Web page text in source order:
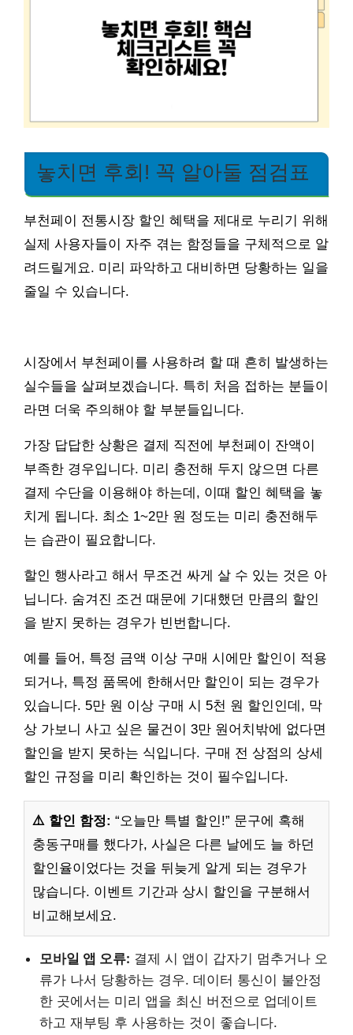
놓치면 후회! 꼭 알아둘 점검표
부천페이 전통시장 할인 혜택을 제대로 누리기 위해
실제 사용자들이 자주 겪는 함정들을 구체적으로 알
려드릴게요. 미리 파악하고 대비하면 당황하는 일을
줄일 수 있습니다.
시장에서 부천페이를 사용하려 할 때 흔히 발생하는
실수들을 살펴보겠습니다. 특히 처음 접하는 분들이
라면 더욱 주의해야 할 부분들입니다.
가장 답답한 상황은 결제 직전에 부천페이 잔액이
부족한 경우입니다. 미리 충전해 두지 않으면 다른
결제 수단을 이용해야 하는데, 이때 할인 혜택을 놓
치게 됩니다. 최소 1~2만 원 정도는 미리 충전해두
는 습관이 필요합니다.
할인 행사라고 해서 무조건 싸게 살 수 있는 것은 아
닙니다. 숨겨진 조건 때문에 기대했던 만큼의 할인
을 받지 못하는 경우가 빈번합니다.
예를 들어, 특정 금액 이상 구매 시에만 할인이 적용
되거나, 특정 품목에 한해서만 할인이 되는 경우가
있습니다. 5만 원 이상 구매 시 5천 원 할인인데, 막
상 가보니 사고 싶은 물건이 3만 원어치밖에 없다면
할인을 받지 못하는 식입니다. 구매 전 상점의 상세
할인 규정을 미리 확인하는 것이 필수입니다.
⚠️ 할인 함정: “오늘만 특별 할인!” 문구에 혹해
충동구매를 했다가, 사실은 다른 날에도 늘 하던
할인율이었다는 것을 뒤늦게 알게 되는 경우가
많습니다. 이벤트 기간과 상시 할인을 구분해서
비교해보세요.
모바일 앱 오류: 결제 시 앱이 갑자기 멈추거나 오
류가 나서 당황하는 경우. 데이터 통신이 불안정
한 곳에서는 미리 앱을 최신 버전으로 업데이트
하고 재부팅 후 사용하는 것이 좋습니다.